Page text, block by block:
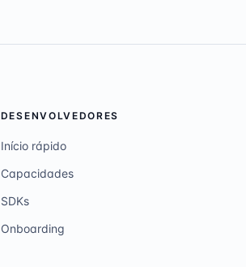
DESENVOLVEDORES
Início rápido
Capacidades
SDKs
Onboarding